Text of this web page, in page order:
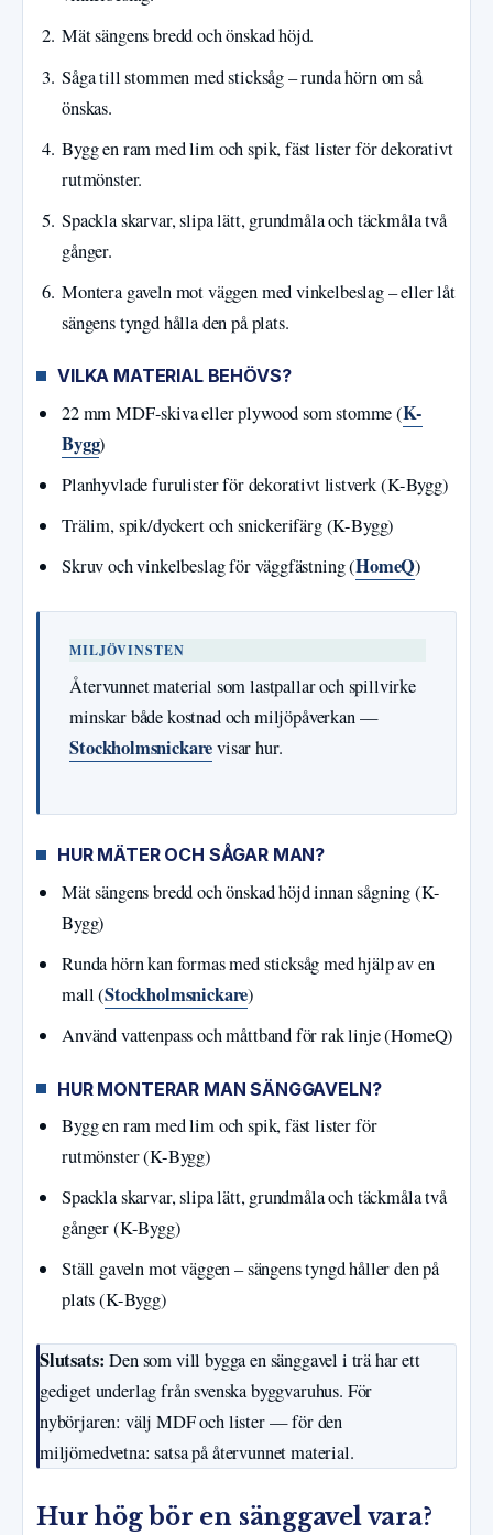
Mät sängens bredd och önskad höjd.
Såga till stommen med sticksåg – runda hörn om så
önskas.
Bygg en ram med lim och spik, fäst lister för dekorativt
rutmönster.
Spackla skarvar, slipa lätt, grundmåla och täckmåla två
gånger.
Montera gaveln mot väggen med vinkelbeslag – eller låt
sängens tyngd hålla den på plats.
VILKA MATERIAL BEHÖVS?
22 mm MDF-skiva eller plywood som stomme (K-
Bygg)
Planhyvlade furulister för dekorativt listverk (K-Bygg)
Trälim, spik/dyckert och snickerifärg (K-Bygg)
Skruv och vinkelbeslag för väggfästning (HomeQ)
MILJÖVINSTEN
Återvunnet material som lastpallar och spillvirke
minskar både kostnad och miljöpåverkan —
Stockholmsnickarevisar hur.
HUR MÄTER OCH SÅGAR MAN?
Mät sängens bredd och önskad höjd innan sågning (K-
Bygg)
Runda hörn kan formas med sticksåg med hjälp av en
mall (Stockholmsnickare)
Använd vattenpass och måttband för rak linje (HomeQ)
HUR MONTERAR MAN SÄNGGAVELN?
Bygg en ram med lim och spik, fäst lister för
rutmönster (K-Bygg)
Spackla skarvar, slipa lätt, grundmåla och täckmåla två
gånger (K-Bygg)
Ställ gaveln mot väggen – sängens tyngd håller den på
plats (K-Bygg)
Slutsats: Den som vill bygga en sänggavel i trä har ett
gediget underlag från svenska byggvaruhus. För
nybörjaren: välj MDF och lister — för den
miljömedvetna: satsa på återvunnet material.
Hur hög bör en sänggavel vara?